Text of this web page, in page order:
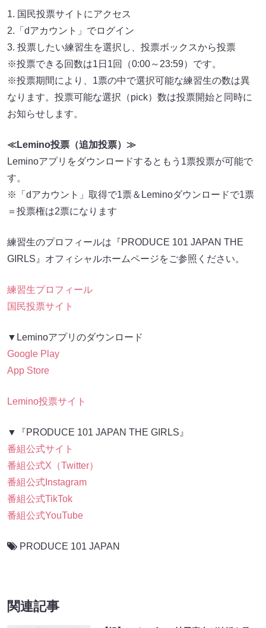
1. 国民投票サイトにアクセス
2.「dアカウント」でログイン
3. 投票したい練習生を選択し、投票ボックスから投票
※投票できる回数は1日1回（0:00～23:59）です。
※投票期間により、1票の中で選択可能な練習生の数は異
なります。投票可能な選択（pick）数は投票開始と同時に
お知らせします。
≪Lemino投票（追加投票）≫
Leminoアプリをダウンロードするともう1票投票が可能で
す。
※「dアカウント」取得で1票＆Leminoダウンロードで1票
＝投票権は2票になります
練習生のプロフィールは『PRODUCE 101 JAPAN THE
GIRLS』オフィシャルホームページをご参照ください。
練習生プロフィール
国民投票サイト
▼Leminoアプリのダウンロード
Google Play
App Store
Lemino投票サイト
▼『PRODUCE 101 JAPAN THE GIRLS』
番組公式サイト
番組公式X（Twitter）
番組公式Instagram
番組公式TikTok
番組公式YouTube
PRODUCE 101 JAPAN
関連記事